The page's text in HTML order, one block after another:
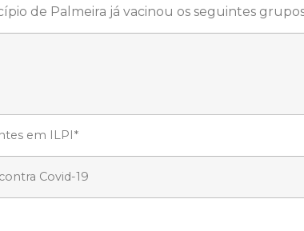
de Palmeira já vacinou os seguintes
em ILPI*
Covid-19